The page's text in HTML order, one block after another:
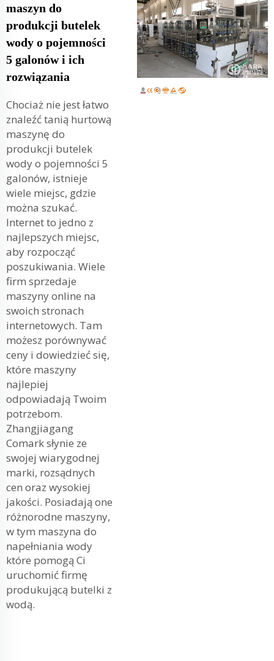
maszyn do
produkcji butelek
wody o pojemności
5 galonów i ich
rozwiązania
Chociaż nie jest łatwo
znaleźć tanią hurtową
maszynę do
produkcji butelek
wody o pojemności 5
galonów, istnieje
wiele miejsc, gdzie
można szukać.
Internet to jedno z
najlepszych miejsc,
aby rozpocząć
poszukiwania. Wiele
firm sprzedaje
maszyny online na
swoich stronach
internetowych. Tam
możesz porównywać
ceny i dowiedzieć się,
które maszyny
najlepiej
odpowiadają Twoim
potrzebom.
Zhangjiagang
Comark słynie ze
swojej wiarygodnej
marki, rozsądnych
cen oraz wysokiej
jakości. Posiadają one
różnorodne maszyny,
w tym maszyna do
napełniania wody
które pomogą Ci
uruchomić firmę
produkującą butelki z
wodą.